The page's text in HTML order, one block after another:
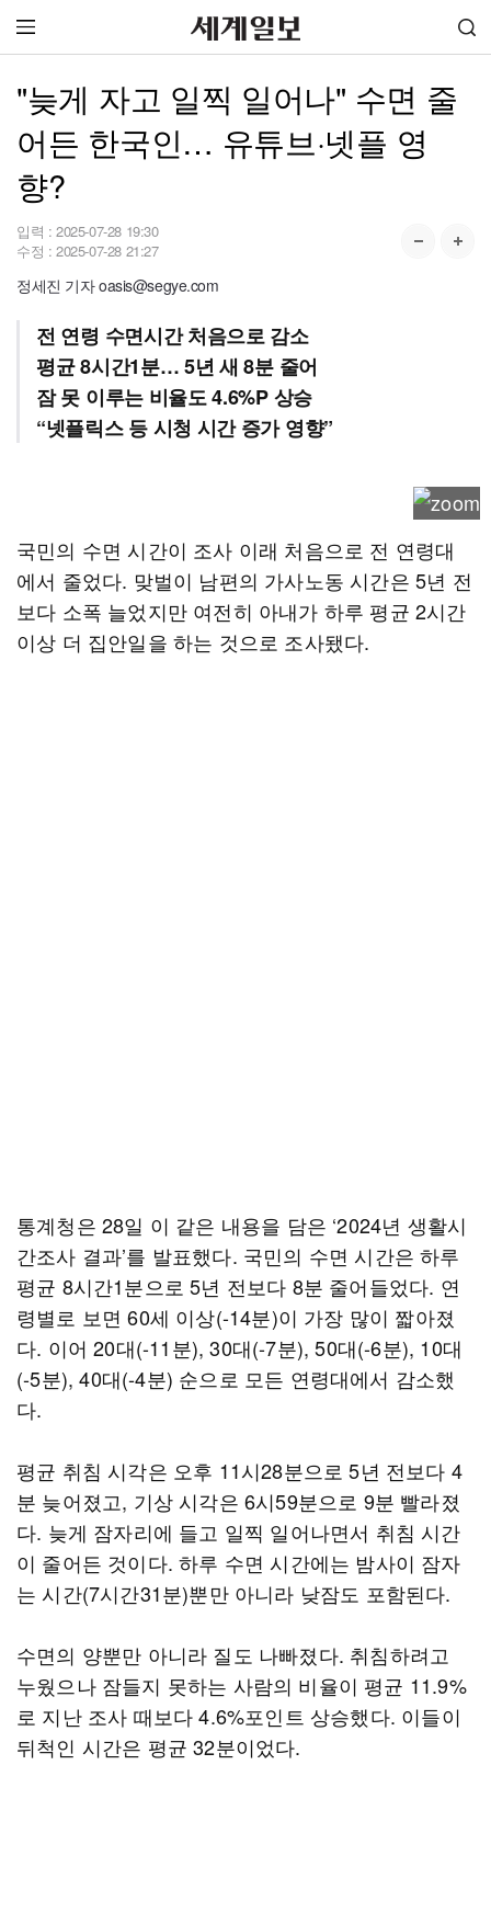
"늦게 자고 일찍 일어나" 수면 줄
어든 한국인… 유튜브·넷플 영
향?
입력 : 2025-07-28 19:30
수정 : 2025-07-28 21:27
정세진 기자 oasis@segye.com
전 연령 수면시간 처음으로 감소
평균 8시간1분… 5년 새 8분 줄어
잠 못 이루는 비율도 4.6%P 상승
“넷플릭스 등 시청 시간 증가 영향”
국민의 수면 시간이 조사 이래 처음으로 전 연령대
에서 줄었다. 맞벌이 남편의 가사노동 시간은 5년 전
보다 소폭 늘었지만 여전히 아내가 하루 평균 2시간
이상 더 집안일을 하는 것으로 조사됐다.
통계청은 28일 이 같은 내용을 담은 ‘2024년 생활시
간조사 결과’를 발표했다. 국민의 수면 시간은 하루
평균 8시간1분으로 5년 전보다 8분 줄어들었다. 연
령별로 보면 60세 이상(-14분)이 가장 많이 짧아졌
다. 이어 20대(-11분), 30대(-7분), 50대(-6분), 10대
(-5분), 40대(-4분) 순으로 모든 연령대에서 감소했
다.
평균 취침 시각은 오후 11시28분으로 5년 전보다 4
분 늦어졌고, 기상 시각은 6시59분으로 9분 빨라졌
다. 늦게 잠자리에 들고 일찍 일어나면서 취침 시간
이 줄어든 것이다. 하루 수면 시간에는 밤사이 잠자
는 시간(7시간31분)뿐만 아니라 낮잠도 포함된다.
수면의 양뿐만 아니라 질도 나빠졌다. 취침하려고
누웠으나 잠들지 못하는 사람의 비율이 평균 11.9%
로 지난 조사 때보다 4.6%포인트 상승했다. 이들이
뒤척인 시간은 평균 32분이었다.